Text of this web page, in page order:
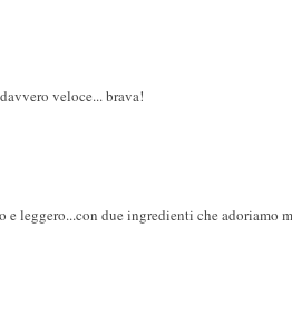
veloce... brava!
e leggero...con due ingredienti che adoriamo